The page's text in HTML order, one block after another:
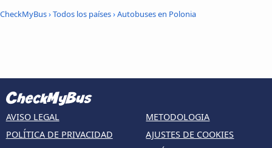
CheckMyBus›Todos los países›Autobuses en Polonia
AVISO LEGAL
POLÍTICA DE PRIVACIDAD
METODOLOGIA
AJUSTES DE COOKIES